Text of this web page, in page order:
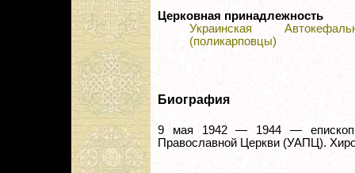
Церковная принадлежность
Украинская
(поликарповцы)
Биография
9 мая 1942 — 1944 — епископ
Православной Церкви (УАПЦ).